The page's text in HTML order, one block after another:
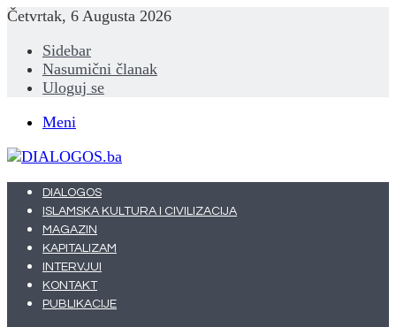
Četvrtak, 6 Augusta 2026
Sidebar
Nasumični članak
Uloguj se
Meni
DIALOGOS
ISLAMSKA KULTURA I CIVILIZACIJA
MAGAZIN
KAPITALIZAM
INTERVJUI
KONTAKT
PUBLIKACIJE